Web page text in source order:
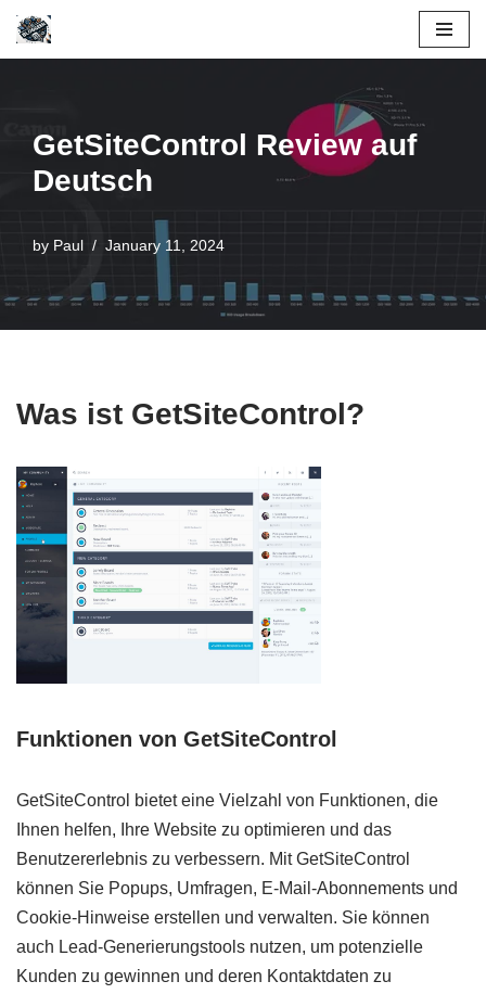
Skip
GetSiteControl Review auf
Deutsch
by Paul January 11, 2024
Was ist GetSiteControl?
Funktionen von GetSiteControl
GetSiteControl bietet eine Vielzahl von Funktionen, die
Ihnen helfen, Ihre Website zu optimieren und das
Benutzererlebnis zu verbessern. Mit GetSiteControl
können Sie Popups, Umfragen, E-Mail-Abonnements und
Cookie-Hinweise erstellen und verwalten. Sie können
auch Lead-Generierungstools nutzen, um potenzielle
Kunden zu gewinnen und deren Kontaktdaten zu